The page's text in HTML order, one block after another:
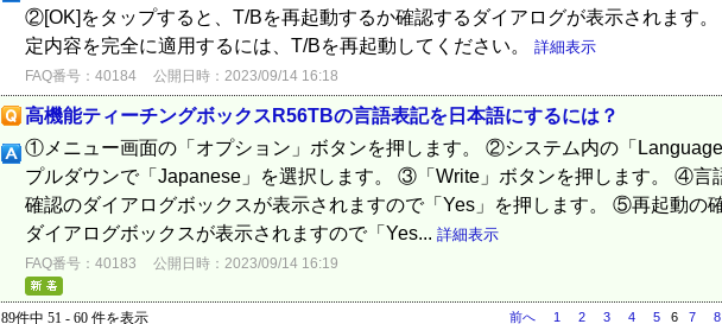
②[OK]をタップすると、T/Bを再起動するか確認するダイアログが表示されます
定内容を完全に適用するには、T/Bを再起動してください。 詳細表示
FAQ番号：40184 公開日時：2023/09/14 16:18
高機能ティーチングボックスR56TBの言語表記を日本語にするには？
①メニュー画面の「オプション」ボタンを押します。 ②システム内の「
プルダウンで「Japanese」を選択します。 ③「Write」ボタンを押します。 ④言
確認のダイアログボックスが表示されますので「Yes」を押します。 ⑤再起動の
ダイアログボックスが表示されますので「Yes... 詳細表示
FAQ番号：40183 公開日時：2023/09/14 16:19
89件中 51 - 60 件を表示 前へ 1 2 3 4 5 6 7 8